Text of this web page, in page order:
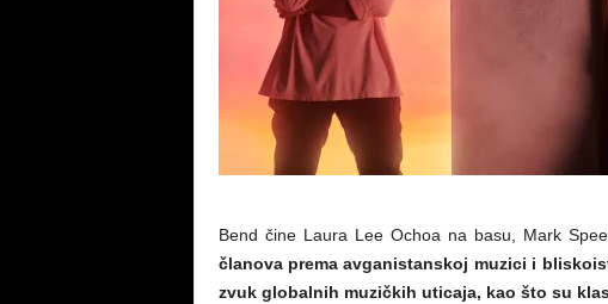
Bend čine Laura Lee Ochoa na basu, Mark
članova prema avganistanskoj muzici i
zvuk globalnih muzičkih uticaja, kao što su